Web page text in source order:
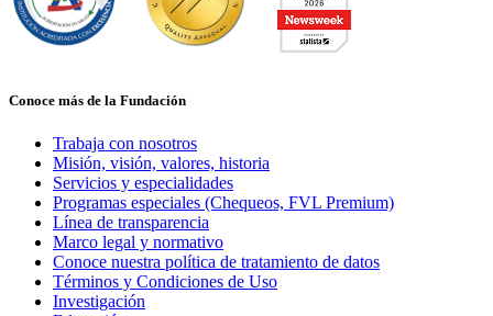
Conoce más de la Fundación
Trabaja con nosotros
Misión, visión, valores, historia
Servicios y especialidades
Programas especiales (Chequeos, FVL Premium)
Línea de transparencia
Marco legal y normativo
Conoce nuestra política de tratamiento de datos
Términos y Condiciones de Uso
Investigación